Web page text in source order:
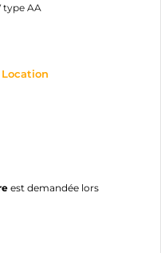
type AA
Location
est demandée lors